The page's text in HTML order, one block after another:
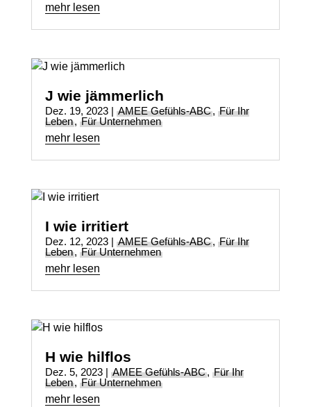
mehr lesen
J wie jämmerlich
Dez. 19, 2023| AMEE Gefühls-ABC, Für Ihr
Leben, Für Unternehmen
mehr lesen
I wie irritiert
Dez. 12, 2023| AMEE Gefühls-ABC, Für Ihr
Leben, Für Unternehmen
mehr lesen
H wie hilflos
Dez. 5, 2023| AMEE Gefühls-ABC, Für Ihr
Leben, Für Unternehmen
mehr lesen